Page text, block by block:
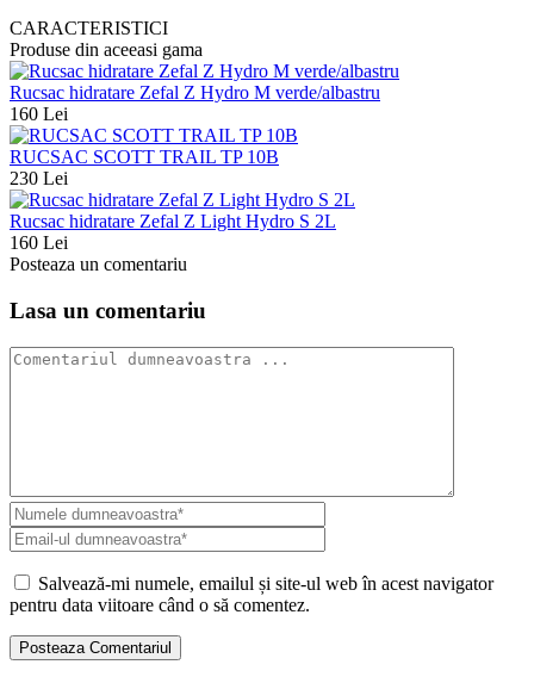
CARACTERISTICI
Produse din aceeasi gama
Rucsac hidratare Zefal Z Hydro M verde/albastru
160 Lei
RUCSAC SCOTT TRAIL TP 10B
230 Lei
Rucsac hidratare Zefal Z Light Hydro S 2L
160 Lei
Posteaza un comentariu
Lasa un comentariu
Salvează-mi numele, emailul și site-ul web în acest navigator
pentru data viitoare când o să comentez.